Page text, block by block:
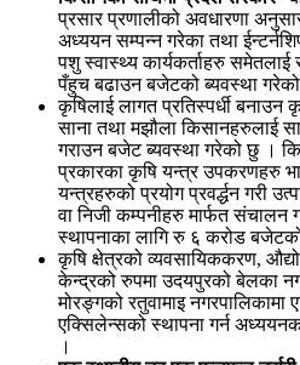
प्रसार प्रणालीको अवधारणा
अध्ययन सम्पन्न गरेका तथा
पशु स्वास्थ्य कार्यकर्ताहरु समेतलाई
पँहुच बढाउन बजेटको ब्यवस्था
कृषिलाई लागत प्रतिस्पर्धी बनाउन
साना तथा मझौला किसानहरुलाई
गराउन बजेट ब्यवस्था गरेको छु ।
प्रकारका कृषि यन्त्र उपकरणहरु
यन्त्रहरुको प्रयोग प्रवर्द्धन गरी
वा निजी कम्पनीहरु मार्फत संचालन
स्थापनाका लागि रु ६ करोड
कृषि क्षेत्रको व्यवसायिककरण,
केन्द्रको रुपमा उदयपुरको बेलका
मोरङ्गको रतुवामाइ
एक्सिलेन्सको स्थापना गर्न
।